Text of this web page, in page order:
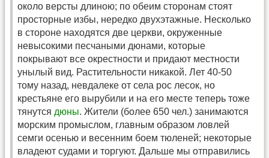
около версты длиною; по обеим сторонам стоят
просторные избы, нередко двухэтажные. Несколько
в стороне находятся две церкви, окруженные
невысокими песчаными дюнами, которые
покрывают все окрестности и придают местности
унылый вид. Растительности никакой. Лет 40-50
тому назад, невдалеке от села рос лесок, но
крестьяне его вырубили и на его месте теперь тоже
тянутся дюны. Жители (более 650 чел.) занимаются
морским промыслом, главным образом ловлей
семги осенью и весенним боем тюленей; некоторые
владеют судами и торгуют. Дальше мы отправились